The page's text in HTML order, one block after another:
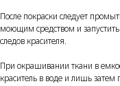
После покраски следует
моющим средством и
следов красителя.
При окрашивании ткани в
краситель в воде и лишь затем